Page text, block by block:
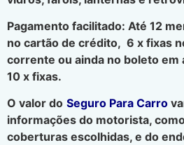
Pagamento facilitado: Até 12
no cartão de crédito, 6 x fixas
corrente ou ainda no boleto em
10 x fixas.
O valor do Seguro Para Carro
informações do motorista,
coberturas escolhidas, e do